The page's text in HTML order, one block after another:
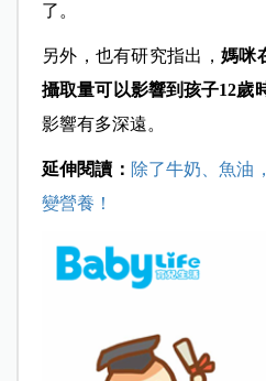
了。
另外，也有研究指出， 媽咪
攝取量可以影響到孩子12歲
影響有多深遠。
延伸閱讀： 除了牛奶、魚油
變營養！